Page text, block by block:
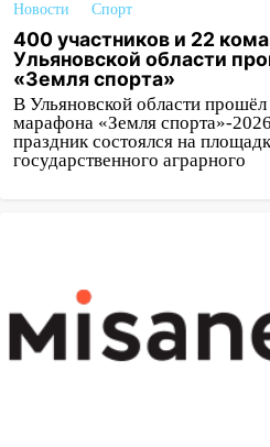
Новости Спорт
400 участников и 22
Ульяновской области
«Земля спорта»
В Ульяновской области
марафона «Земля спорта»-
праздник состоялся на
государственного аграрного